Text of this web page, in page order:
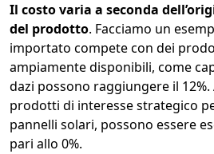
Il costo varia a seconda
del prodotto. Facciamo un
importato compete con dei
ampiamente disponibili, come
dazi possono raggiungere il
prodotti di interesse strategico
pannelli solari, possono essere
pari allo 0%.